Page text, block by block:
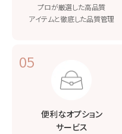
プロが厳選した高品質
アイテムと徹底した品質管理
05
便利なオプション
サービス